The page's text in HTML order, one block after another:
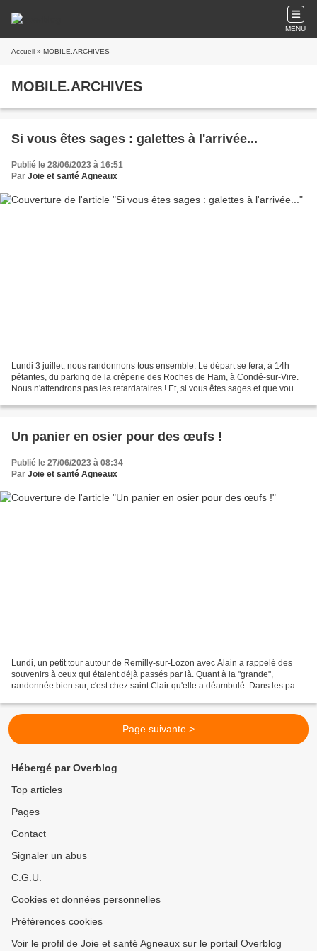
MENU
Accueil » MOBILE.ARCHIVES
MOBILE.ARCHIVES
Si vous êtes sages : galettes à l'arrivée...
Publié le 28/06/2023 à 16:51
Par Joie et santé Agneaux
Lundi 3 juillet, nous randonnons tous ensemble. Le départ se fera, à 14h
pétantes, du parking de la crêperie des Roches de Ham, à Condé-sur-Vire.
Nous n'attendrons pas les retardataires ! Et, si vous êtes sages et que vous
Un panier en osier pour des œufs !
Publié le 27/06/2023 à 08:34
Par Joie et santé Agneaux
Lundi, un petit tour autour de Remilly-sur-Lozon avec Alain a rappelé des
souvenirs à ceux qui étaient déjà passés par là. Quant à la "grande",
randonnée bien sur, c'est chez saint Clair qu'elle a déambulé. Dans les pas
Page suivante >
Hébergé par Overblog
Top articles
Pages
Contact
Signaler un abus
C.G.U.
Cookies et données personnelles
Préférences cookies
Voir le profil de Joie et santé Agneaux sur le portail Overblog